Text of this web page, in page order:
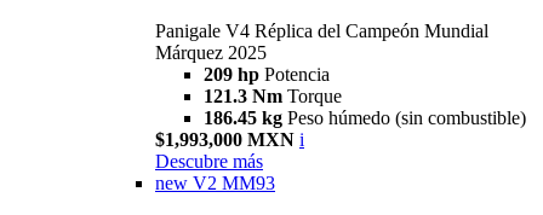
Panigale V4 Réplica del Campeón Mundial
Márquez 2025
209 hp Potencia
121.3 Nm Torque
186.45 kg Peso húmedo (sin combustible)
$1,993,000 MXN i
Descubre más
new V2 MM93